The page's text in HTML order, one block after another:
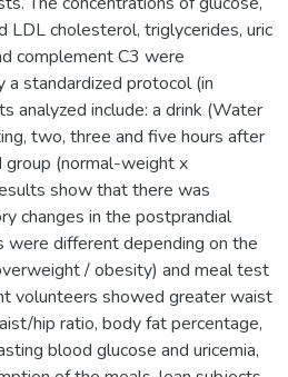
LDL cholesterol, triglycerides, uric
complement C3 were
standardized protocol (in
analyzed include: a drink (Water
two, three and five hours after
group (normal-weight x
show that there was
changes in the postprandial
were different depending on the
/ obesity) and meal test
volunteers showed greater waist
hip ratio, body fat percentage,
blood glucose and uricemia,